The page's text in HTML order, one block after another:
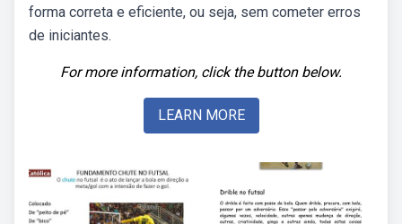
forma correta e eficiente, ou seja, sem cometer erros
de iniciantes.
For more information, click the button below.
LEARN MORE